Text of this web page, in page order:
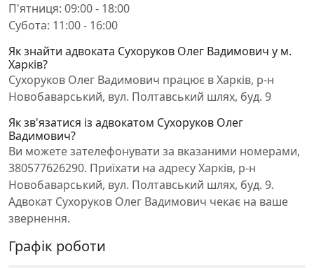
П'ятниця: 09:00 - 18:00
Субота: 11:00 - 16:00
Як знайти адвоката Сухоруков Олег Вадимович у м.
Харків?
Сухоруков Олег Вадимович працює в Харків, р-н
Новобаварський, вул. Полтавський шлях, буд. 9
Як зв'язатися із адвокатом Сухоруков Олег
Вадимович?
Ви можете зателефонувати за вказаними номерами,
380577626290. Приїхати на адресу Харків, р-н
Новобаварський, вул. Полтавський шлях, буд. 9.
Адвокат Сухоруков Олег Вадимович чекає на ваше
звернення.
Графік роботи